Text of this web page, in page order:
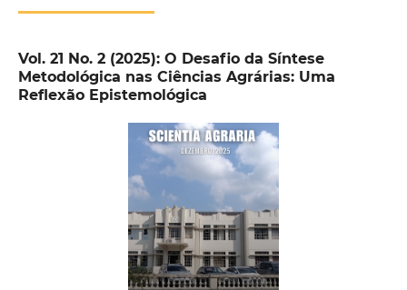
Vol. 21 No. 2 (2025): O Desafio da Síntese
Metodológica nas Ciências Agrárias: Uma
Reflexão Epistemológica